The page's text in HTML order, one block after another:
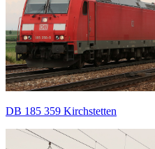
DB 185 359 Kirchstetten